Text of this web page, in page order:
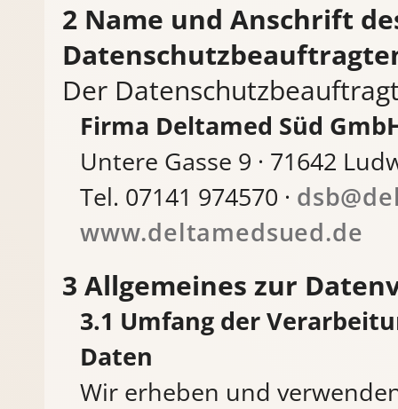
Name und Anschrift
Der
Firma Deltamed Süd
Untere Gasse 9 · 71642
Tel. 07141 974570 ·
www.deltamedsued.de
Allgemeines zur
Umfang der
Daten
Wir erheben und